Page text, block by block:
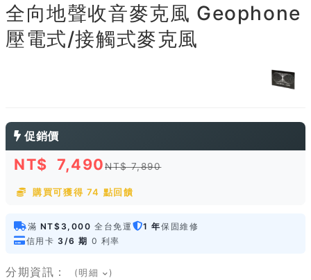
全向地聲收音麥克風 Geophone
壓電式/接觸式麥克風
促銷價
NT$ 7,490NT$ 7,890
購買可獲得 74 點回饋
滿 NT$3,000 全台免運 1 年保固維修
信用卡 3/6 期 0 利率
分期資訊： (明細 )